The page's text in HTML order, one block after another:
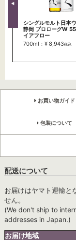
シングルモルト日本
静岡 プロローグW
イアフロー
700ml：¥ 8,943税込
お買い物ガイド
包装について
配送について
お届けはヤマト運輸と
せん。
(We don't ship to
addresses in Japan.)
お届け地域